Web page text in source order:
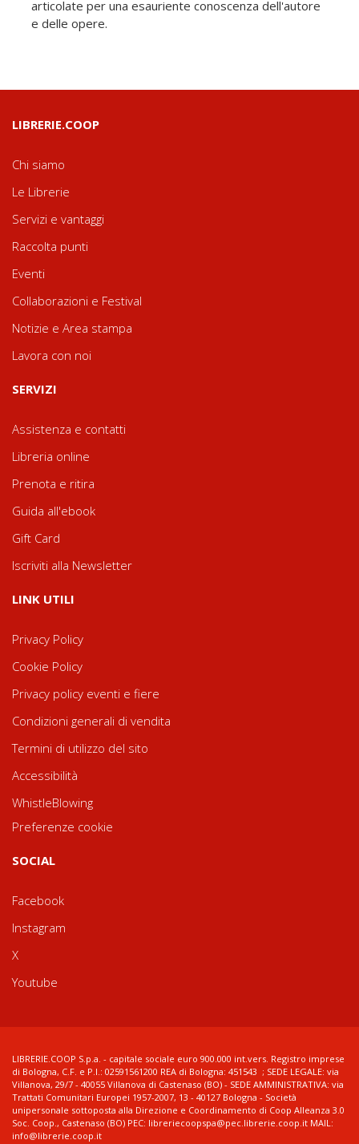
articolate per una esauriente conoscenza dell'autore
e delle opere.
LIBRERIE.COOP
Chi siamo
Le Librerie
Servizi e vantaggi
Raccolta punti
Eventi
Collaborazioni e Festival
Notizie e Area stampa
Lavora con noi
SERVIZI
Assistenza e contatti
Libreria online
Prenota e ritira
Guida all'ebook
Gift Card
Iscriviti alla Newsletter
LINK UTILI
Privacy Policy
Cookie Policy
Privacy policy eventi e fiere
Condizioni generali di vendita
Termini di utilizzo del sito
Accessibilità
WhistleBlowing
Preferenze cookie
SOCIAL
Facebook
Instagram
X
Youtube
LIBRERIE.COOP S.p.a. - capitale sociale euro 900.000 int.vers. Registro imprese
di Bologna, C.F. e P.I.: 02591561200 REA di Bologna: 451543 ; SEDE LEGALE: via
Villanova, 29/7 - 40055 Villanova di Castenaso (BO) - SEDE AMMINISTRATIVA: via
Trattati Comunitari Europei 1957-2007, 13 - 40127 Bologna - Società
unipersonale sottoposta alla Direzione e Coordinamento di Coop Alleanza 3.0
Soc. Coop., Castenaso (BO) PEC: libreriecoopspa@pec.librerie.coop.it MAIL:
info@librerie.coop.it